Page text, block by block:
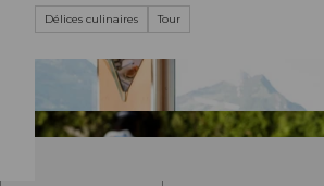
Délices culinaires Tour